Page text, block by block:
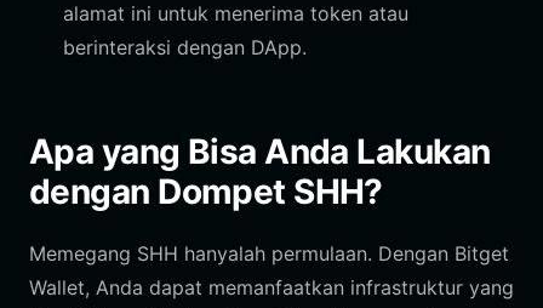
alamat ini untuk menerima token atau
berinteraksi dengan DApp.
Apa yang Bisa Anda Lakukan
dengan Dompet SHH?
Memegang SHH hanyalah permulaan. Dengan Bitget
Wallet, Anda dapat memanfaatkan infrastruktur yang